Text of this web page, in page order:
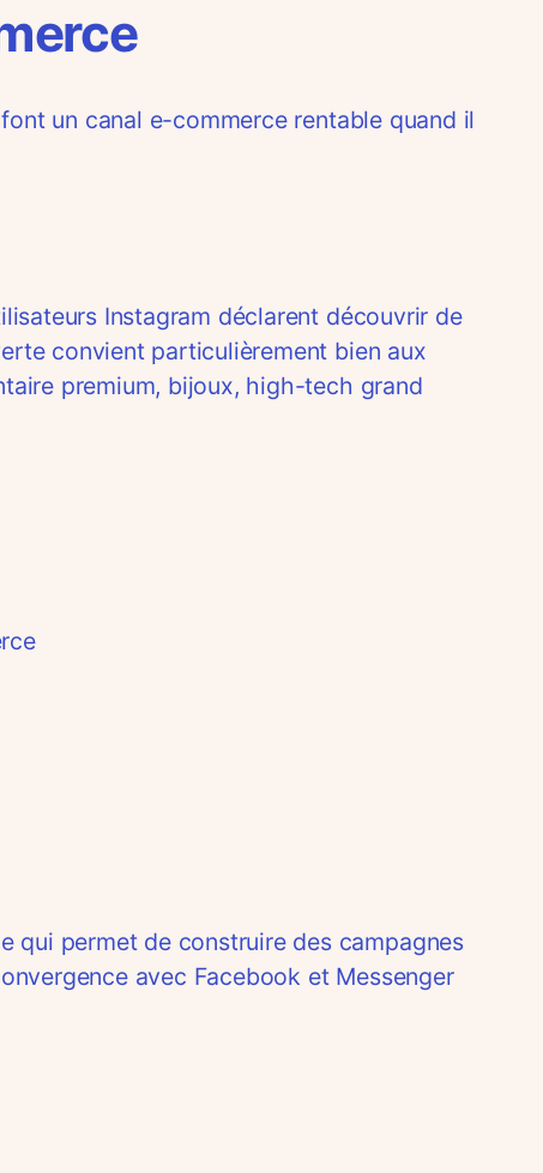
un canal e-commerce rentable quand il
Instagram déclarent découvrir de
convient particulièrement bien aux
premium, bijoux, high-tech grand
qui permet de construire des campagnes
avec Facebook et Messenger